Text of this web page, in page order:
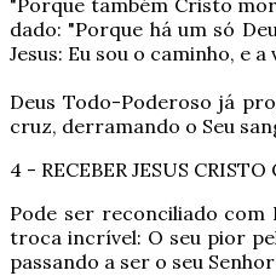
"Porque também Cristo
dado: "Porque há um só
Jesus: Eu sou o caminho, e
Deus Todo-Poderoso já
cruz, derramando o Seu
4 - RECEBER JESUS
Pode ser reconciliado com
troca incrível: O seu pior
passando a ser o seu